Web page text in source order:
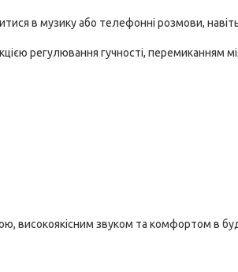
в музику або телефонні розмови,
регулювання гучності, перемиканням
високоякісним звуком та комфортом в